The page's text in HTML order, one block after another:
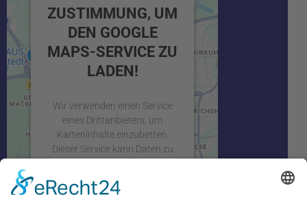
ZUSTIMMUNG, UM
DEN GOOGLE
MAPS-SERVICE ZU
LADEN!
Wir verwenden einen Service
eines Drittanbieters, um
Karteninhalte einzubetten.
Dieser Service kann Daten zu
und stimmen Sie der Nutzung